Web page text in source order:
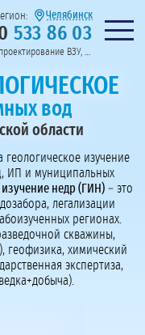
на связи с 9:00 до 19:00
Перезвоните мне!
Челябинск
533 86 03 Нужна
ГидроСервис - лицензирование, бурение скважин, проектирование ВЗУ, системы водоподготовки
вод
области
изучение
ИП и муниципальных
изучение недр (ГИН)– это
легализации
регионах.
скважины,
химический
экспертиза,